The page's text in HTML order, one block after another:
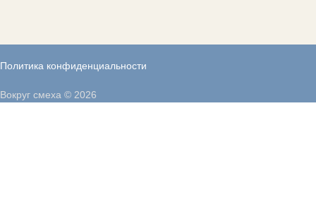
Политика конфиденциальности
Вокруг смеха © 2026